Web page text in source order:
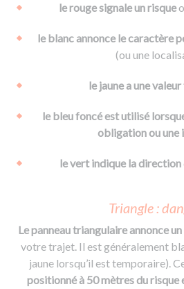
le rouge signale un risque
le blanc annonce le caractère
(ou une
le jaune a une
le bleu foncé est utilisé
obligation ou une
le vert indique la direction
Triangle :
Le panneau triangulaire annonce
votre trajet. Il est généralement
jaune lorsqu’il est temporaire).
positionné à 50 mètres du risque